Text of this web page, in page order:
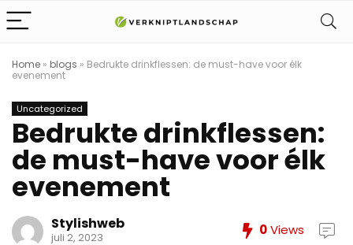
Home » blogs » Bedrukte drinkflessen: de must-have voor élk
evenement
Uncategorized
Bedrukte drinkflessen:
de must-have voor élk
evenement
Stylishweb
juli 2, 2023 0Views